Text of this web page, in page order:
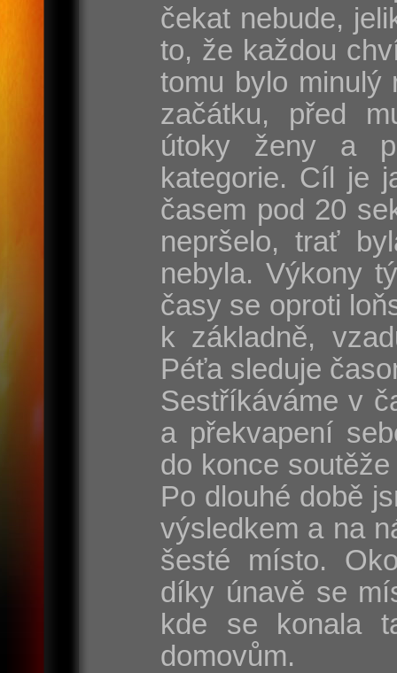
čekat nebude,
to, že každou
tomu bylo minulý
začátku, před
útoky ženy a
kategorie. Cíl je
časem pod 20
nepršelo, trať
nebyla. Výkony
časy se oproti
k základně,
Péťa sleduje
Sestříkáváme v
a překvapení
do konce
Po dlouhé době
výsledkem a na
šesté místo.
díky únavě se
kde se konala
domovům.